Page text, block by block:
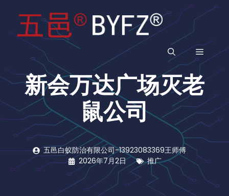
菜
单
新会万达广场灭老
鼠公司
五邑白蚁防治有限公司-13923083369王师傅
2026年7月2日
推广